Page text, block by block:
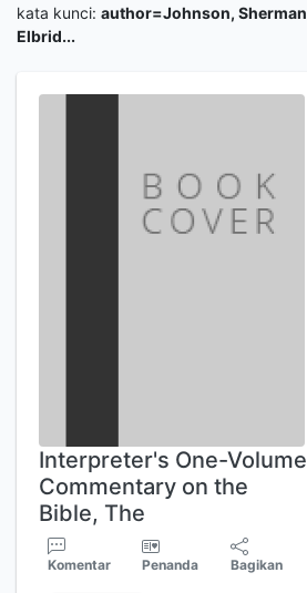
kata kunci: author=Johnson, Sherman
Elbrid...
Interpreter's One-Volume
Commentary on the
Bible, The
Komentar Penanda Bagikan